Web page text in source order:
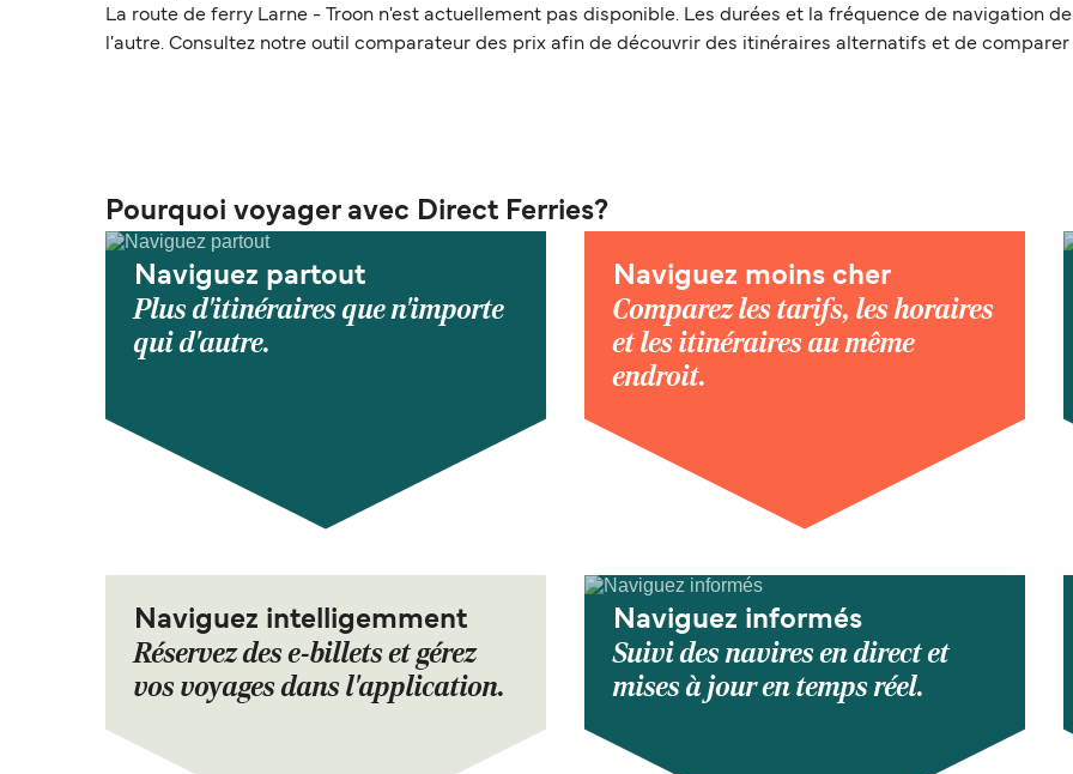
La route de ferry Larne - Troon n'est actuellement pas disponible. Les durées et la fréquence de navigation
l'autre. Consultez notre outil comparateur des prix afin de découvrir des itinéraires alternatifs et de
Pourquoi voyager avec Direct Ferries?
Naviguez partout
Plus d'itinéraires que n'importe
qui d'autre.
Naviguez moins cher
Comparez les tarifs, les horaires
et les itinéraires au même
endroit.
Naviguez intelligemment
Réservez des e-billets et gérez
vos voyages dans l'application.
Naviguez informés
Suivi des navires en direct et
mises à jour en temps réel.